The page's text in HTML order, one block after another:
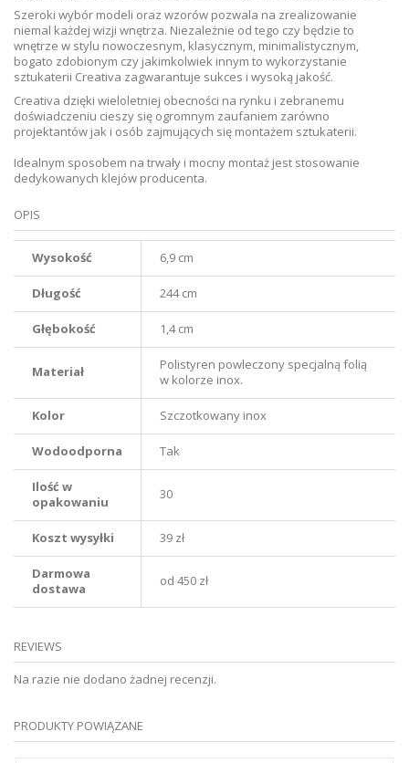
Szeroki wybór modeli oraz wzorów pozwala na zrealizowanie
niemal każdej wizji wnętrza. Niezależnie od tego czy będzie to
wnętrze w stylu nowoczesnym, klasycznym, minimalistycznym,
bogato zdobionym czy jakimkolwiek innym to wykorzystanie
sztukaterii Creativa zagwarantuje sukces i wysoką jakość.
Creativa dzięki wieloletniej obecności na rynku i zebranemu
doświadczeniu cieszy się ogromnym zaufaniem zarówno
projektantów jak i osób zajmujących się montażem sztukaterii.
Idealnym sposobem na trwały i mocny montaż jest stosowanie
dedykowanych klejów producenta.
OPIS
Wysokość 6,9 cm
Długość 244 cm
Głębokość 1,4 cm
Materiał
Polistyren powleczony specjalną folią
w kolorze inox.
Kolor Szczotkowany inox
Wodoodporna Tak
Ilość w
opakowaniu
30
Koszt wysyłki 39 zł
Darmowa
dostawa
od 450 zł
REVIEWS
Na razie nie dodano żadnej recenzji.
PRODUKTY POWIĄZANE